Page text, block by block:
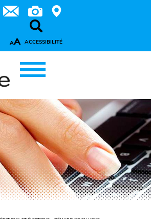
AA ACCESSIBILITÉ